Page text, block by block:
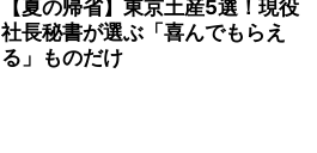
【夏の帰省】東京土産5選！現役
社長秘書が選ぶ「喜んでもらえ
る」ものだけ